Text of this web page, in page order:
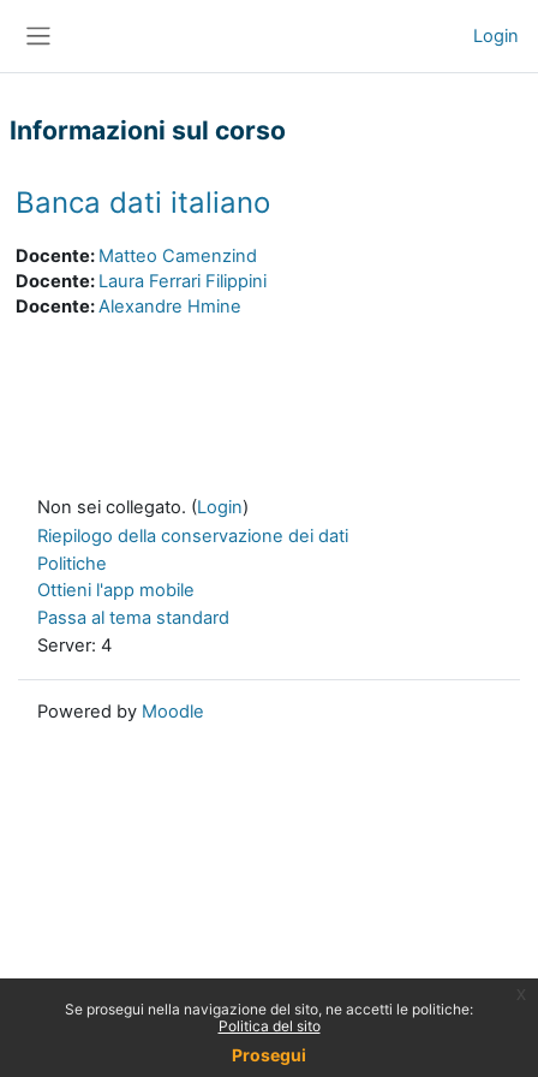
Se prosegui nella navigazione del sito, ne accetti le politiche:
Politica del sito
Prosegui
Login
Informazioni sul corso
Banca dati italiano
Docente: Matteo Camenzind
Docente: Laura Ferrari Filippini
Docente:Alexandre Hmine
Non sei collegato. (Login)
Riepilogo della conservazione dei dati
Politiche
Ottieni l'app mobile
Passa al tema standard
Server: 4
Powered by Moodle